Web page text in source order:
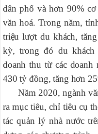
dân phố và hơn 90%
văn hoá. Trong năm,
triệu lượt du khách,
kỳ, trong đó du khách
doanh thu từ các
430 tỷ đồng, tăng hơn
Năm 2020, ngành
ra mục tiêu, chỉ tiêu cụ
tác quản lý nhà nước